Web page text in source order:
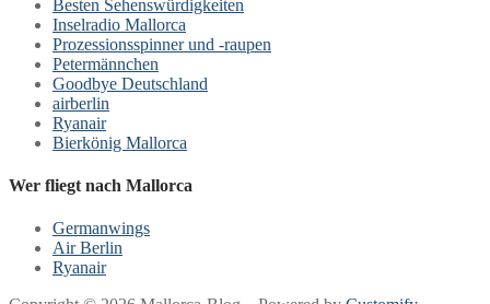
Besten Sehenswürdigkeiten
Inselradio Mallorca
Prozessionsspinner und -raupen
Petermännchen
Goodbye Deutschland
airberlin
Ryanair
Bierkönig Mallorca
Wer fliegt nach Mallorca
Germanwings
Air Berlin
Ryanair